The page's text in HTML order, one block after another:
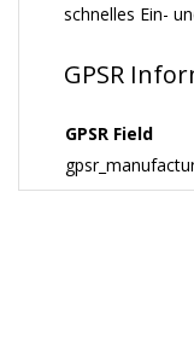
schnelles Ein-
GPSR
GPSR Field